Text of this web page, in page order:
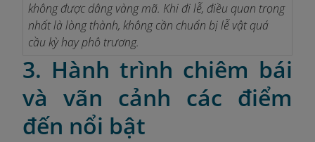
không được dâng vàng mã. Khi đi lễ, điều quan trọng
nhất là lòng thành, không cần chuẩn bị lễ vật quá
cầu kỳ hay phô trương.
3. Hành trình chiêm bái
và vãn cảnh các điểm
đến nổi bật